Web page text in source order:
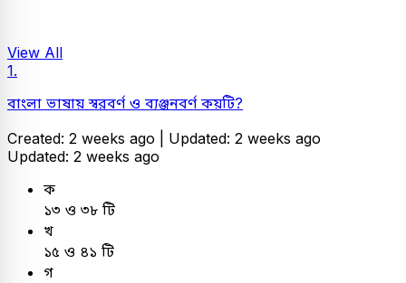
View All
1.
বাংলা ভাষায় স্বরবর্ণ ও ব্যঞ্জনবর্ণ কয়টি?
Created: 2 weeks ago | Updated: 2 weeks ago
Updated: 2 weeks ago
ক
১৩ ও ৩৮ টি
খ
১৫ ও ৪১ টি
গ